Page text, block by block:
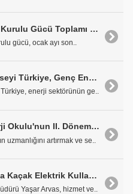
Güneş ve Rüzgar Kurulu Gücü Toplamı 40 Bin Megavatı Aştı
gücü, ocak ayı son..
Dünya Enerji Konseyi Türkiye, Genç Enerji Liderleri (YEL'26) Programı'nın Açılış Buluşmasını Gerçekleştirdi
enerji sektörünün ge..
Kadınlar için Enerji Okulu'nun II. Dönemi Başladı
artırmak ve se..
Tarımsal Sulamada Kaçak Elektrik Kullanımı 5 Milyar kWh'ye Ulaştı
Yaşar Arvas, hizmet ve..